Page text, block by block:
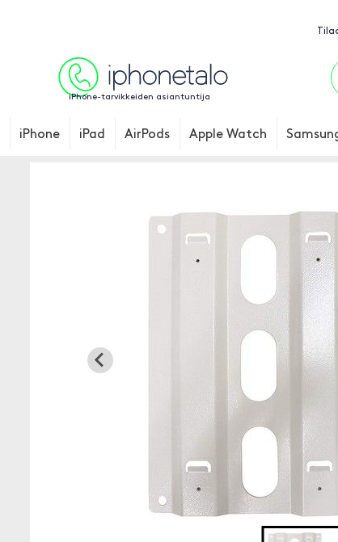
iPhone-tarvikkeiden asiantuntija
iPhone iPad AirPods Apple Watch